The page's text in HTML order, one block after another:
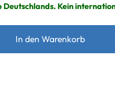
Kein
In den Warenkorb